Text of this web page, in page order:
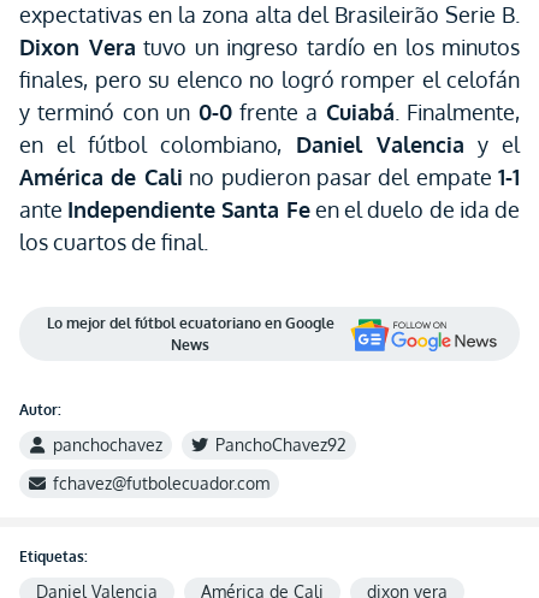
expectativas en la zona alta del Brasileirão Serie B.
Dixon Vera tuvo un ingreso tardío en los minutos
finales, pero su elenco no logró romper el celofán
y terminó con un 0-0frente a Cuiabá . Finalmente,
en el fútbol colombiano, Daniel Valencia y el
América de Cali no pudieron pasar del empate 1-1
ante Independiente Santa Feen el duelo de ida de
los cuartos de final.
Lo mejor del fútbol ecuatoriano en Google
News
Autor:
panchochavez
PanchoChavez92
fchavez@futbolecuador.com
Etiquetas:
Daniel Valencia América de Cali dixon vera